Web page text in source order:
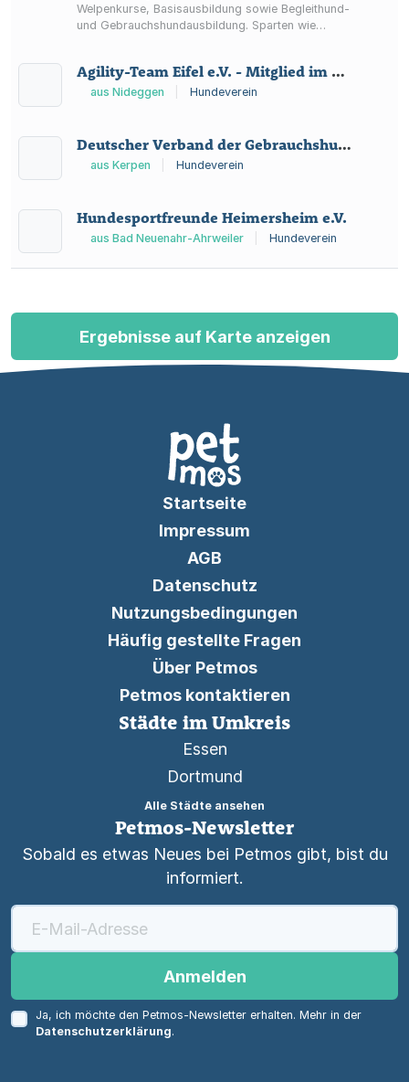
Welpenkurse, Basisausbildung sowie Begleithund-
und Gebrauchshundausbildung. Sparten wie
Agility-Team Eifel e.V. - Mitglied im Deutschen Sporthund Verband e.V. -
aus Nideggen Hundeverein
Deutscher Verband der Gebrauchshundsportvereine e.V. Mitgliedverein Buir
aus Kerpen Hundeverein
Hundesportfreunde Heimersheim e.V.
aus Bad Neuenahr-Ahrweiler Hundeverein
Ergebnisse auf Karte anzeigen
Startseite
Impressum
AGB
Datenschutz
Nutzungsbedingungen
Häufig gestellte Fragen
Über Petmos
Petmos kontaktieren
Städte im Umkreis
Essen
Dortmund
Alle Städte ansehen
Petmos-Newsletter
Sobald es etwas Neues bei Petmos gibt, bist du
informiert.
Anmelden
Ja, ich möchte den Petmos-Newsletter erhalten. Mehr in der
Datenschutzerklärung.